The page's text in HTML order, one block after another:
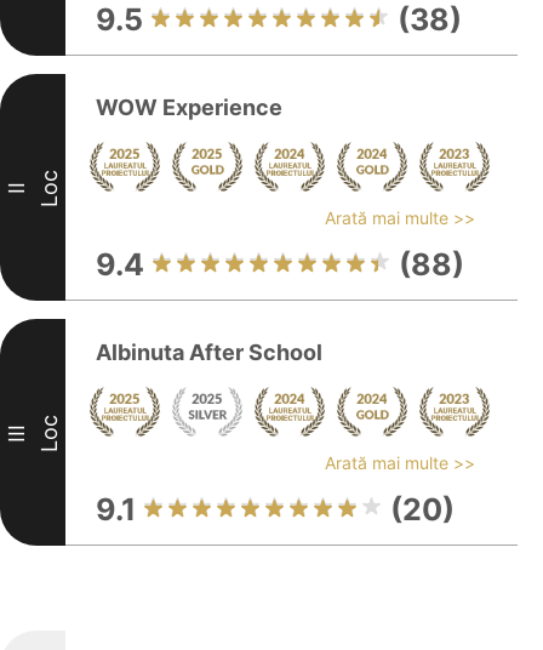
9.5 (38)
II Loc
WOW Experience
Arată mai multe >>
9.4 (88)
III Loc
Albinuta After School
Arată mai multe >>
9.1 (20)